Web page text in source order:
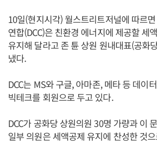
10일(현지시각) 월스트리트저널에 따르
연합(DCC)은 친환경 에너지에 제공할 세
유지해 달라고 존 튠 상원 원내대표(공화
냈다.
DCC는 MS와 구글, 아마존, 메타 등 데이
빅테크를 회원으로 두고 있다.
DCC가 공화당 상원의원 30명 가량과 이
일부 의원은 세액공제 유지에 찬성한 것